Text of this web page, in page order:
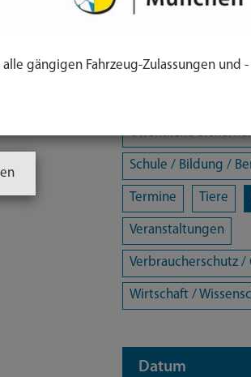
Eltern- und
Freizeit / Kultur /
Öffentliche
Schule / Bildung /
Termine Tiere
Veranstaltungen
Verbraucherschutz /
Wirtschaft /
Datum
gängigen Fahrzeug-Zulassungen und -